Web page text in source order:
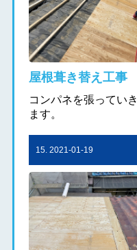
屋根葺き替え工事
コンパネを張っていき
ます。
15. 2021-01-19